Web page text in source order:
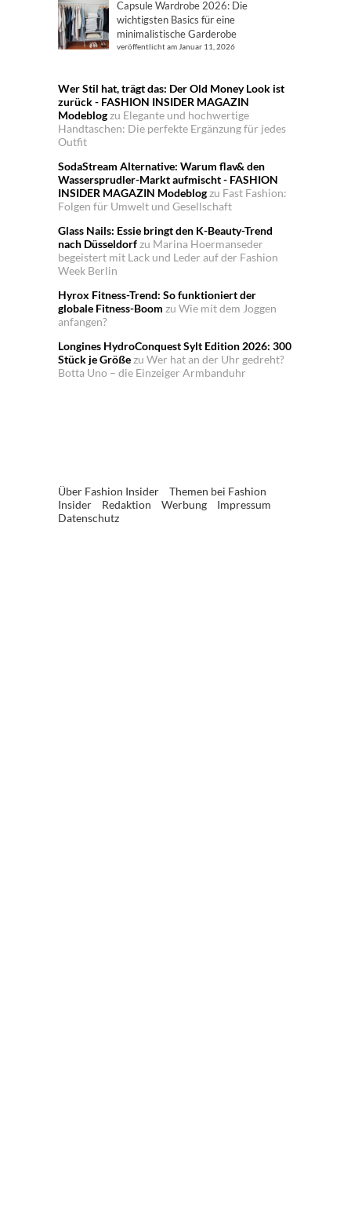
Capsule Wardrobe 2026: Die
wichtigsten Basics für eine
minimalistische Garderobe
veröffentlicht am Januar 11, 2026
Wer Stil hat, trägt das: Der Old Money Look ist
zurück - FASHION INSIDER MAGAZIN
Modeblogzu Elegante und hochwertige
Handtaschen: Die perfekte Ergänzung für jedes
Outfit
SodaStream Alternative: Warum flav& den
Wassersprudler-Markt aufmischt - FASHION
INSIDER MAGAZIN Modeblogzu Fast Fashion:
Folgen für Umwelt und Gesellschaft
Glass Nails: Essie bringt den K-Beauty-Trend
nach Düsseldorfzu Marina Hoermanseder
begeistert mit Lack und Leder auf der Fashion
Week Berlin
Hyrox Fitness-Trend: So funktioniert der
globale Fitness-Boom zu Wie mit dem Joggen
anfangen?
Longines HydroConquest Sylt Edition 2026: 300
Stück je Größezu Wer hat an der Uhr gedreht?
Botta Uno – die Einzeiger Armbanduhr
Über Fashion Insider
Themen bei Fashion
Insider
Redaktion Werbung
Impressum
Datenschutz